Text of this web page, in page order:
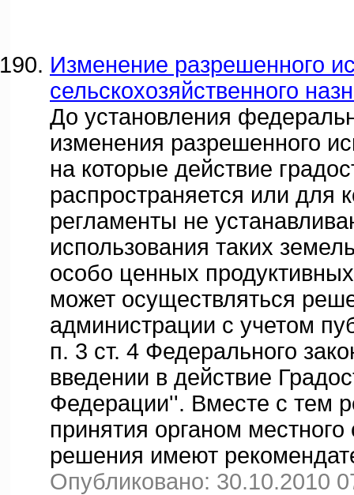
Изменение разрешенного
сельскохозяйственного
До установления
изменения разрешенного
на которые действие
распространяется или для
регламенты не
использования таких
особо ценных
может осуществляться
администрации с учетом
п. 3 ст. 4 Федерального
введении в действие
Федерации''. Вместе с тем
принятия органом
решения имеют
Опубликовано: 30.10.2010